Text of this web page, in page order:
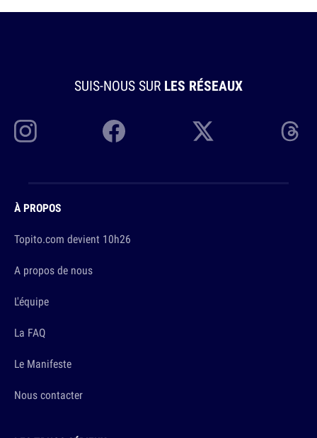
SUIS-NOUS SUR LES RÉSEAUX
À PROPOS
Topito.com devient 10h26
A propos de nous
L'équipe
La FAQ
Le Manifeste
Nous contacter